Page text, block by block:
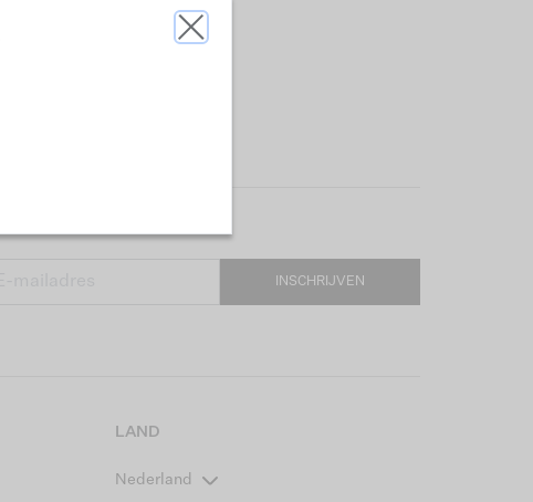
INSCHRIJVEN
LAND
Nederland